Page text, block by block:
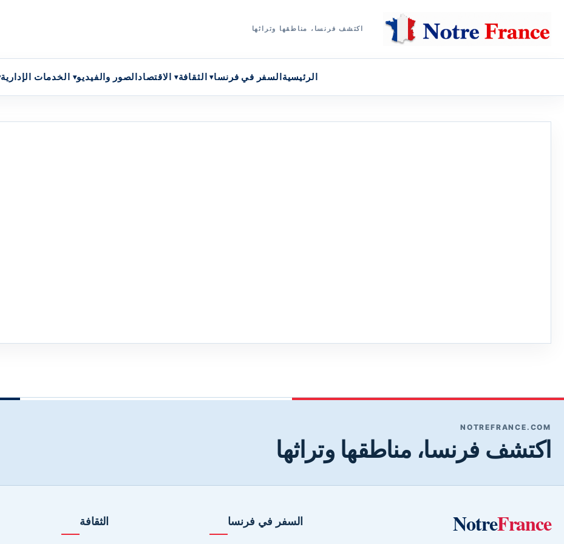
اكتشف فرنسا، مناطقها وتراثها
الرئيسيةالسفر في فرنسا الثقافة الاقتصادالصور والفيديو الخدمات الإدارية
NOTREFRANCE.COM
اكتشف فرنسا، مناطقها وتراثها
NotreFrance السفر في فرنسا الثقافة